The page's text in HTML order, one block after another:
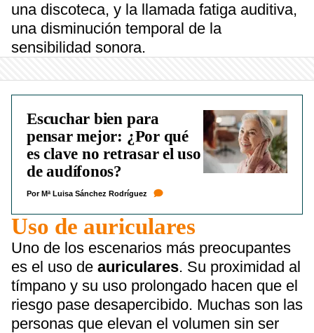
una discoteca, y la llamada fatiga auditiva,
una disminución temporal de la
sensibilidad sonora.
Escuchar bien para
pensar mejor: ¿Por qué
es clave no retrasar el uso
de audífonos?
Por Mª Luisa Sánchez Rodríguez
Uso de auriculares
Uno de los escenarios más preocupantes
es el uso de auriculares. Su proximidad al
tímpano y su uso prolongado hacen que el
riesgo pase desapercibido. Muchas son las
personas que elevan el volumen sin ser